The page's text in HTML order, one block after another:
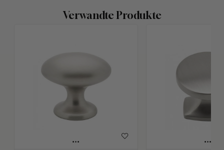
Verwandte Produkte